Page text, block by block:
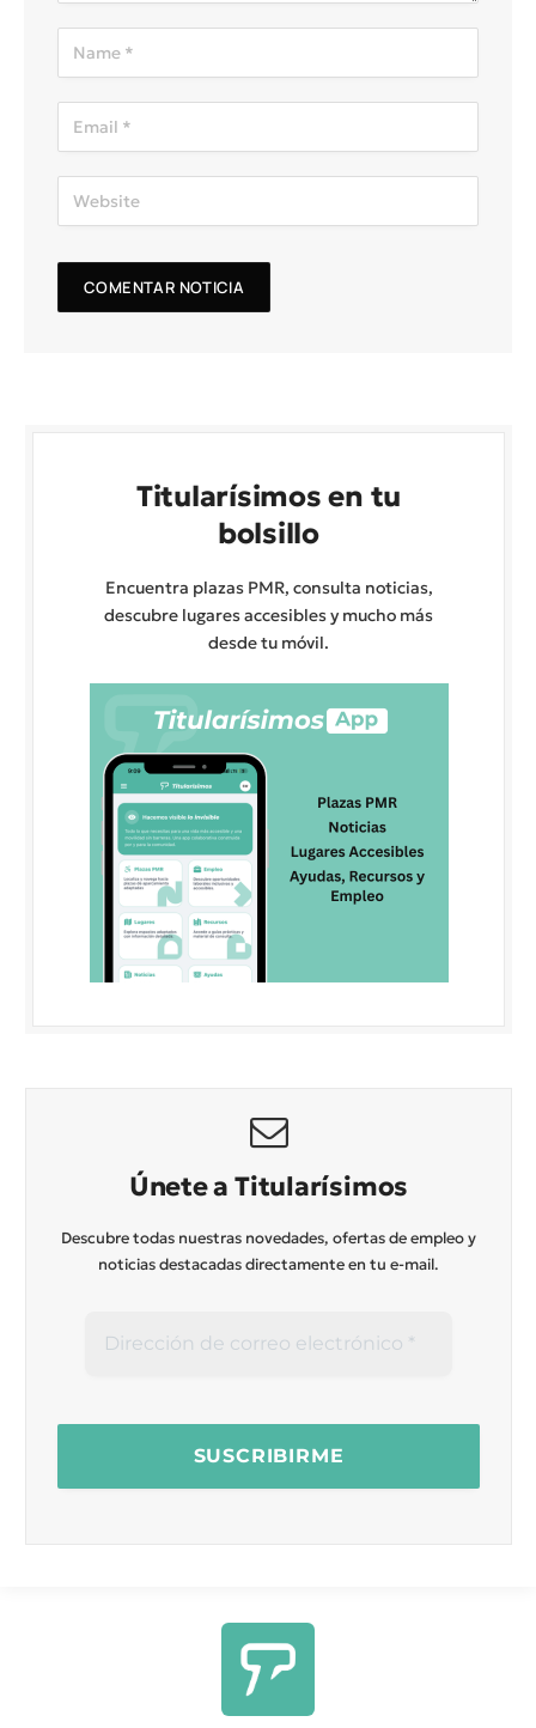
Titularísimos en tu
bolsillo
Encuentra plazas PMR, consulta noticias,
descubre lugares accesibles y mucho más
desde tu móvil.
Únete a Titularísimos
Descubre todas nuestras novedades, ofertas de empleo y
noticias destacadas directamente en tu e-mail.